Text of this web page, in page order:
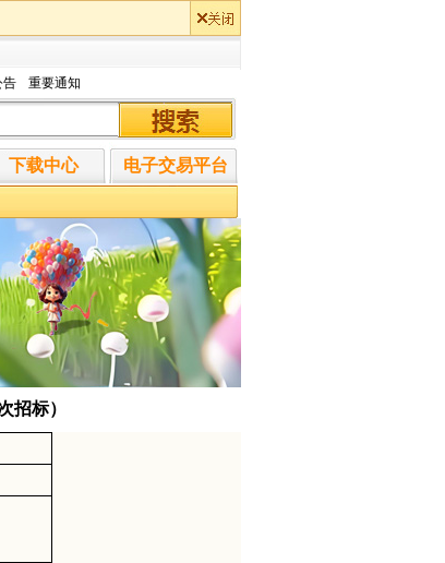
告 重要通知
下载中心 电子交易平台
招标）